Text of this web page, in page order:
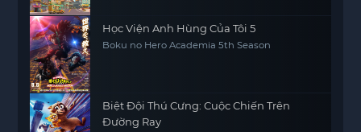
Học Viện Anh Hùng Của Tôi 5
Boku no Hero Academia 5th Season
Biệt Đội Thú Cưng: Cuộc Chiến Trên
Đường Ray